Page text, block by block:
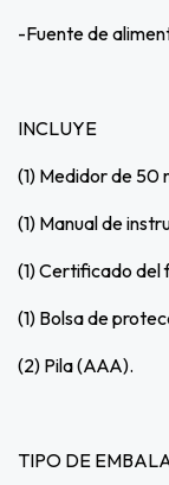
-Fuente de
INCLUYE
(1) Medidor de 50
(1) Manual de
(1) Certificado
(1) Bolsa de
(2) Pila (AAA).
TIPO DE